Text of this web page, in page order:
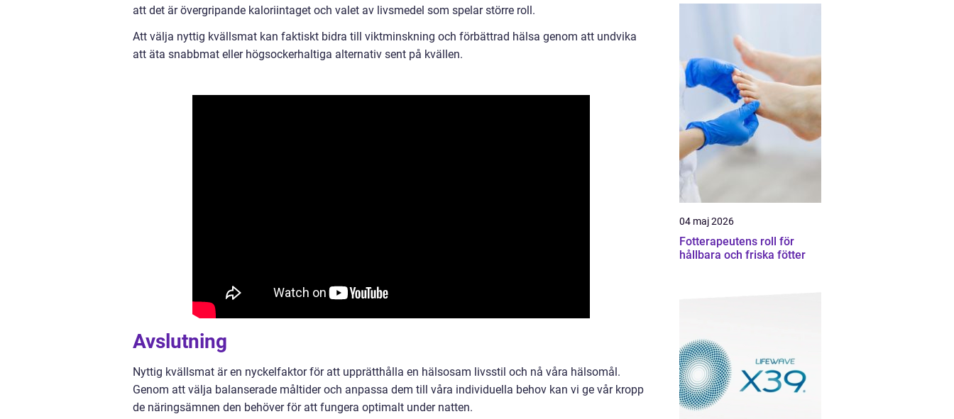
att det är övergripande kaloriintaget och valet av livsmedel som spelar större roll.
Att välja nyttig kvällsmat kan faktiskt bidra till viktminskning och förbättrad hälsa genom att undvika
att äta snabbmat eller högsockerhaltiga alternativ sent på kvällen.
Avslutning
Nyttig kvällsmat är en nyckelfaktor för att upprätthålla en hälsosam livsstil och nå våra hälsomål.
Genom att välja balanserade måltider och anpassa dem till våra individuella behov kan vi ge vår kropp
de näringsämnen den behöver för att fungera optimalt under natten.
04 maj 2026
Fotterapeutens roll för
hållbara och friska fötter